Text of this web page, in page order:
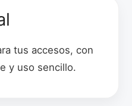
tus accesos, con
y uso sencillo.